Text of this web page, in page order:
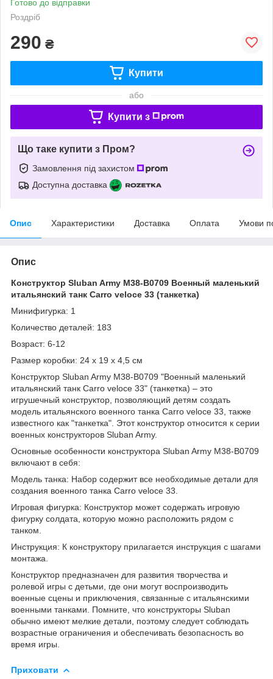
Готово до відправки
Роздріб
290 ₴
Купити
або
Купити з
Що таке купити з Пром?
Замовлення під захистом
Доступна доставка
Опис Характеристики Доставка Оплата Умови
Опис
Конструктор Sluban Army M38-B0709 Военный маленький
итальянский танк Carro veloce 33 (танкетка)
Минифигурка: 1
Количество деталей: 183
Возраст: 6-12
Размер коробки: 24 х 19 х 4,5 см
Конструктор Sluban Army M38-B0709 "Военный маленький
итальянский танк Carro veloce 33" (танкетка) – это
игрушечный конструктор, позволяющий детям создать
модель итальянского военного танка Carro veloce 33, также
известного как "танкетка". Этот конструктор относится к серии
военных конструкторов Sluban Army.
Основные особенности конструктора Sluban Army M38-B0709
включают в себя:
Модель танка: Набор содержит все необходимые детали для
создания военного танка Carro veloce 33.
Игровая фигурка: Конструктор может содержать игровую
фигурку солдата, которую можно расположить рядом с
танком.
Инструкция: К конструктору прилагается инструкция с шагами
монтажа.
Конструктор предназначен для развития творчества и
ролевой игры с детьми, где они могут воспроизводить
военные сцены и приключения, связанные с итальянскими
военными танками. Помните, что конструкторы Sluban
обычно имеют мелкие детали, поэтому следует соблюдать
возрастные ограничения и обеспечивать безопасность во
время игры.
Приховати